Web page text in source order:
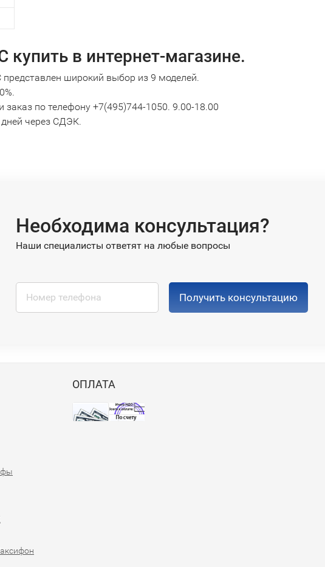
купить в интернет-магазине.
представлен широкий выбор из 9 моделей.
заказ по телефону +7(495)744-1050. 9.00-18.00
через СДЭК.
Необходима консультация?
Наши специалисты ответят на любые вопросы
Получить консультацию
ОПЛАТА